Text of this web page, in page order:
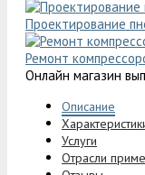
Проектирование
Ремонт
Онлайн магазин
Описание
Услуги
Отрасли